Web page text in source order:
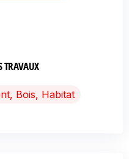
TRAVAUX
Bois, Habitat